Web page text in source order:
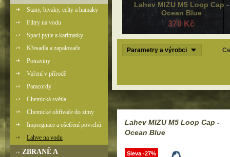
Lahev MIZU M5 Loop Cap -
Ocean Blue
370 Kč
Parametry a výrobci
Lahev MIZU M5 Loop Cap -
Ocean Blue
Sleva -27%
Stany, bivaky, celty a hamaky
Filtry na vodu
Spací pytle a karimatky
Křesadla a zapalovače
Potraviny
Vaření v přírodě
Paracordy
Chemická světla
Chemické ohřívače do zimy
Impregnace a ošetření povrchů
Lahve na vodu
ZBRANĚ A